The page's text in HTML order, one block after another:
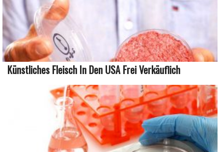
Künstliches Fleisch In Den USA Frei Verkäuflich